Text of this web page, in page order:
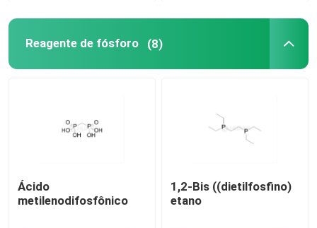
Produtos
Reagente de fósforo (8)
Ácido
metilenodifosfônico
1,2-Bis ((dietilfosfino)
etano